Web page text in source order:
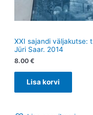
XXI sajandi väljakutse:
Jüri Saar. 2014
8.00 €
Lisa korvi